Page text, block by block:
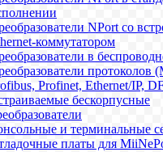
NPort со
коммутатором
в
протоколов
Profinet, Ethernet/IP,
бескорпусные
и терминальные
платы для